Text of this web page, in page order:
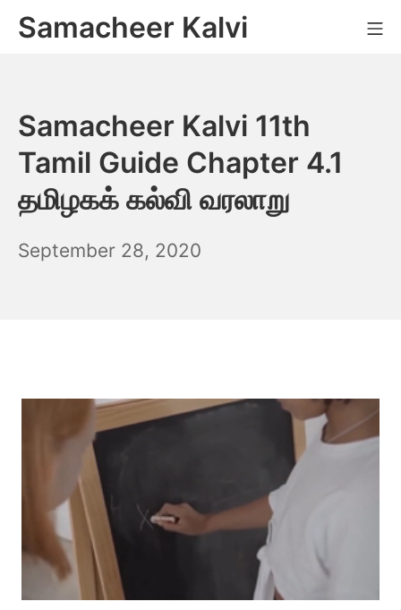
SkipSamacheer Kalvi
Samacheer Kalvi 11th
Tamil Guide Chapter 4.1
தமிழகக் கல்வி வரலாறு
September 28, 2020